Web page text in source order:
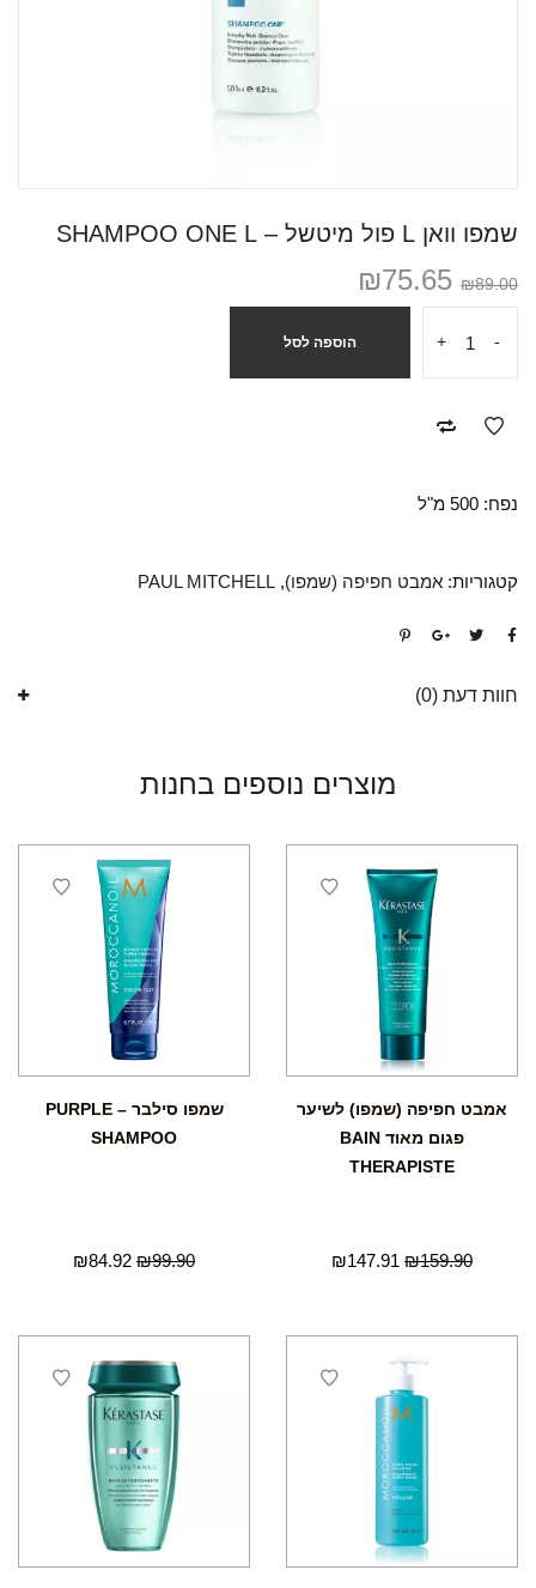
שמפו וואן L פול מיטשל – SHAMPOO ONE L
₪89.00
₪75.65
-
+ הוספה לסל
נפח: 500 מ"ל
קטגוריות: אמבט חפיפה (שמפו),
PAUL MITCHELL
חוות דעת (0)
מוצרים נוספים בחנות
אמבט חפיפה (שמפו) לשיער
פגום מאוד BAIN
THERAPISTE
₪159.90
₪147.91
שמפו סילבר – PURPLE
SHAMPOO
₪99.90
₪84.92